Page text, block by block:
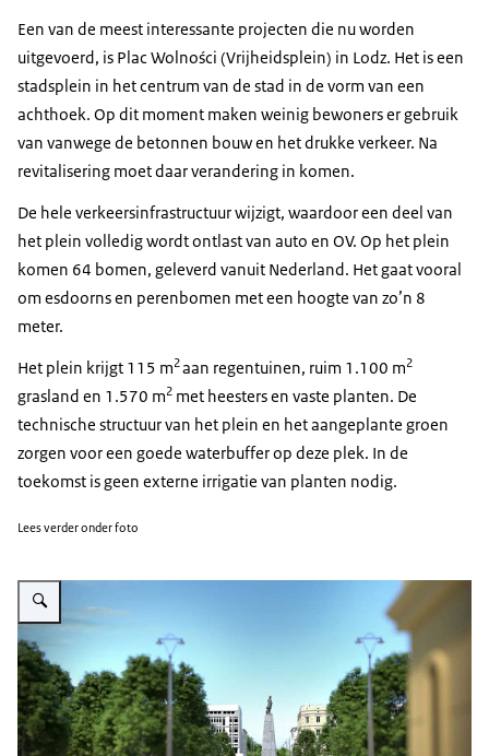
Een van de meest interessante projecten die nu worden
uitgevoerd, is Plac Wolności (Vrijheidsplein) in Lodz. Het is een
stadsplein in het centrum van de stad in de vorm van een
achthoek. Op dit moment maken weinig bewoners er gebruik
van vanwege de betonnen bouw en het drukke verkeer. Na
revitalisering moet daar verandering in komen.
De hele verkeersinfrastructuur wijzigt, waardoor een deel van
het plein volledig wordt ontlast van auto en OV. Op het plein
komen 64 bomen, geleverd vanuit Nederland. Het gaat vooral
om esdoorns en perenbomen met een hoogte van zo’n 8
meter.
Het plein krijgt 115 m2aan regentuinen, ruim 1.100 m2
grasland en 1.570 m2 met heesters en vaste planten. De
technische structuur van het plein en het aangeplante groen
zorgen voor een goede waterbuffer op deze plek. In de
toekomst is geen externe irrigatie van planten nodig.
Lees verder onder foto
Vergroot afbeelding Plac Wolnosci (Vrijheidsplein) in Lodz ( visualisatie